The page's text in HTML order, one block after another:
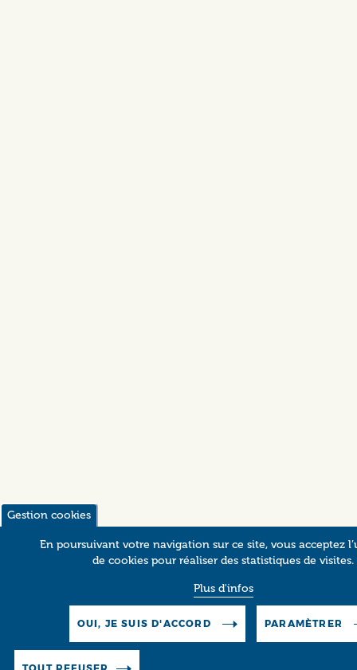
Gestion cookies
En poursuivant votre navigation sur ce site, vous acceptez
de cookies pour réaliser des statistiques de visites.
Plus d'infos
OUI, JE SUIS D'ACCORD PARAMÈTRER